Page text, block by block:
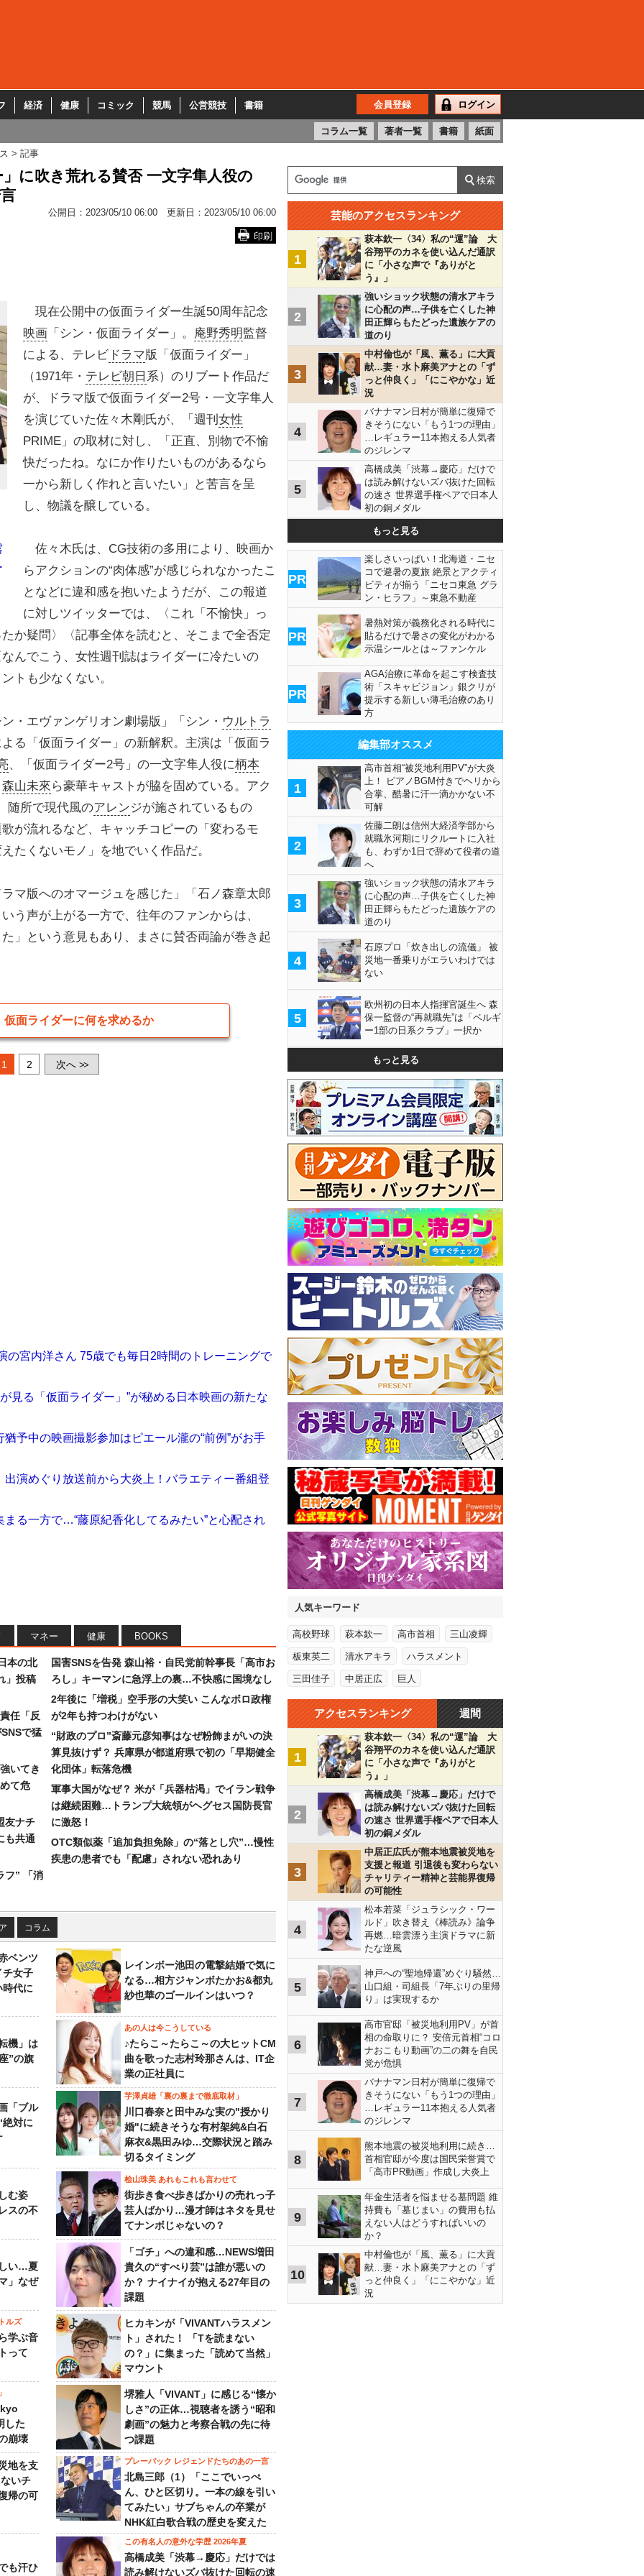
経済 健康 コミック 競馬 公営競技 書籍 会員登録 ログイン
コラム一覧 著者一覧 書籍 紙面
記事
に吹き荒れる賛否 一文字隼人役の
公開日： 2023/05/10 06:00 更新日： 2023/05/10 06:00
印刷
現在公開中の仮面ライダー生誕50周年記念
映画 「シン・仮面ライダー」。 庵野秀明監督
による、テレビ ドラマ版「仮面ライダー」
（1971年・ テレビ朝日 系）のリブート作品だ
が、ドラマ版で仮面ライダー2号・一文字隼人
を演じていた佐々木剛氏が、「週刊 女性
PRIME」の取材に対し、「正直、別物で不愉
快だったね。なにか作りたいものがあるなら
一から新しく作れと言いたい」と苦言を呈
し、物議を醸している。
佐々木氏は、CG技術の多用により、映画か
らアクションの“肉体感”が感じられなかったこ
となどに違和感を抱いたようだが、この報道
に対しツイッターでは、〈これ「不愉快」っ
か疑問〉〈記事全体を読むと、そこまで全否定
んでこう、女性週刊誌はライダーに冷たいの
トも少なくない。
・エヴァンゲリオン劇場版」「シン・ ウルトラ
る「仮面ライダー」の新解釈。主演は「仮面ラ
、「仮面ライダー2号」の一文字隼人役に柄本
森山未來 ら豪華キャストが脇を固めている。アク
随所で現代風のアレンジが施されているもの
が流れるなど、キャッチコピーの「変わるモ
たくないモノ」を地でいく作品だ。
マ版へのオマージュを感じた」「石ノ森章太郎
う声が上がる一方で、往年のファンからは、
」という意見もあり、まさに賛否両論が巻き起
仮面ライダーに何を求めるか
1 2 次へ >>
の宮内洋さん 75歳でも毎日2時間のトレーニングで
見る「仮面ライダー」”が秘める日本映画の新たな
予中の映画撮影参加はピエール瀧の“前例”がお手
演めぐり放送前から大炎上！バラエティー番組登
る一方で…“藤原紀香化してるみたい”と心配され
マネー 健康 BOOKS
本の北
」投稿
任「反
で猛
いてき
て危
友ナチ
も共通
フ” 「消
国害SNSを告発 森山裕・自民党前幹事長「高市お
ろし」キーマンに急浮上の裏…不快感に国境なし
2年後に「増税」空手形の大笑い こんなボロ政権
が2年も持つわけがない
“財政のプロ”斎藤元彦知事はなぜ粉飾まがいの決
算見抜けず？ 兵庫県が都道府県で初の「早期健全
化団体」転落危機
軍事大国がなぜ？ 米が「兵器枯渇」でイラン戦争
は継続困難…トランプ大統領がヘグセス国防長官
に激怒！
OTC類似薬「追加負担免除」の“落とし穴”…慢性
疾患の患者でも「配慮」されない恐れあり
コラム
ベンツ
女子
時代に
レインボー池田の電撃結婚で気に
なる…相方ジャンボたかお&都丸
紗也華のゴールインはいつ？
機」は
”の旗
あの人は今こうしている
♪たらこ～たらこ～の大ヒットCM
曲を歌った志村玲那さんは、IT企
業の正社員に
「ブル
絶対に
芋澤貞雄「裏の裏まで徹底取材」
川口春奈と田中みな実の"授かり
婚"に続きそうな有村架純&白石
麻衣&黒田みゆ…交際状況と踏み
切るタイミング
む姿
スの不
桧山珠美 あれもこれも言わせて
街歩き食べ歩きばかりの売れっ子
芸人ばかり…漫才師はネタを見せ
てナンボじゃないの？
い…夏
」なぜ
「ゴチ」への違和感…NEWS増田
貴久の“すべり芸”は誰が悪いの
か？ ナイナイが抱える27年目の
課題
ルズ
学ぶ音
って
ヒカキンが「VIVANTハラスメン
ト」された！ 「Tを読まない
の？」に集まった「読めて当然」
マウント
した
崩壊
堺雅人「VIVANT」に感じる“懐か
しさ”の正体…視聴者を誘う“昭和
劇画”の魅力と考察合戦の先に待
つ課題
地を支
いチ
帰の可
プレーバック レジェンドたちのあの一言
北島三郎（1）「ここでいっぺ
ん、ひと区切り。一本の線を引い
てみたい」サブちゃんの卒業が
NHK紅白歌合戦の歴史を変えた
も汗ひ
この有名人の意外な学歴 2026年夏
高橋成美「渋幕→慶応」だけでは
読み解けないズバ抜けた回転の速
芸能のアクセスランキング
1
萩本欽一〈34〉私の“運”論 大
谷翔平のカネを使い込んだ通訳
に「小さな声で『ありがと
う』」
2
強いショック状態の清水アキラ
に心配の声…子供を亡くした神
田正輝らもたどった遺族ケアの
道のり
3
中村倫也が「風、薫る」に大貢
献…妻・水卜麻美アナとの「ず
っと仲良く」「にこやかな」近
況
4
バナナマン日村が簡単に復帰で
きそうにない「もう1つの理由」
…レギュラー11本抱える人気者
のジレンマ
5
高橋成美「渋幕→慶応」だけで
は読み解けないズバ抜けた回転
の速さ 世界選手権ペアで日本人
初の銅メダル
もっと見る
PR
楽しさいっぱい！北海道・ニセ
コで避暑の夏旅 絶景とアクティ
ビティが揃う「ニセコ東急 グラ
ン・ヒラフ」～東急不動産
PR
暑熱対策が義務化される時代に
貼るだけで暑さの変化がわかる
示温シールとは～ファンケル
PR
AGA治療に革命を起こす検査技
術「スキャビジョン」銀クリが
提示する新しい薄毛治療のあり
方
編集部オススメ
1
高市首相“被災地利用PV”が大炎
上！ ピアノBGM付きでヘリから
合掌、酷暑に汗一滴かかない不
可解
2
佐藤二朗は信州大経済学部から
就職氷河期にリクルートに入社
も、わずか1日で辞めて役者の道
へ
3
強いショック状態の清水アキラ
に心配の声…子供を亡くした神
田正輝らもたどった遺族ケアの
道のり
4
石原プロ「炊き出しの流儀」 被
災地一番乗りがエラいわけでは
ない
5
欧州初の日本人指揮官誕生へ 森
保一監督の“再就職先”は「ベルギ
ー1部の日系クラブ」一択か
もっと見る
人気キーワード
高校野球 萩本欽一 高市首相 三山凌輝
板東英二 清水アキラ ハラスメント
三田佳子 中居正広 巨人
アクセスランキング 週間
1
萩本欽一〈34〉私の“運”論 大
谷翔平のカネを使い込んだ通訳
に「小さな声で『ありがと
う』」
2
高橋成美「渋幕→慶応」だけで
は読み解けないズバ抜けた回転
の速さ 世界選手権ペアで日本人
初の銅メダル
3
中居正広氏が熊本地震被災地を
支援と報道 引退後も変わらない
チャリティー精神と芸能界復帰
の可能性
4
松本若菜「ジュラシック・ワー
ルド」吹き替え《棒読み》論争
再燃…暗雲漂う主演ドラマに新
たな逆風
5
神戸への“聖地帰還”めぐり騒然…
山口組・司組長「7年ぶりの里帰
り」は実現するか
6
高市官邸「被災地利用PV」が首
相の命取りに？ 安倍元首相“コロ
ナおこもり動画”の二の舞を自民
党が危惧
7
バナナマン日村が簡単に復帰で
きそうにない「もう1つの理由」
…レギュラー11本抱える人気者
のジレンマ
8
熊本地震の被災地利用に続き…
首相官邸が今度は国民栄誉賞で
「高市PR動画」作成し大炎上
9
年金生活者を悩ませる墓問題 維
持費も「墓じまい」の費用も払
えない人はどうすればいいの
か？
10
中村倫也が「風、薫る」に大貢
献…妻・水卜麻美アナとの「ず
っと仲良く」「にこやかな」近
況